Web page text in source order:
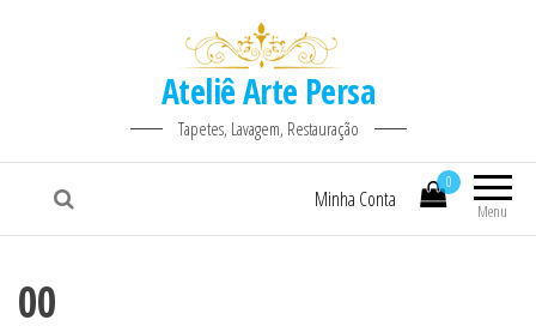
Ateliê Arte Persa
Tapetes, Lavagem, Restauração
Menu
0
Minha Conta
00